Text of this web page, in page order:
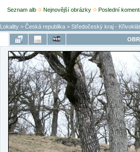
Seznam alb Nejnovější obrázky Poslední
Lokality> Česká republika> Středočeský kraj -